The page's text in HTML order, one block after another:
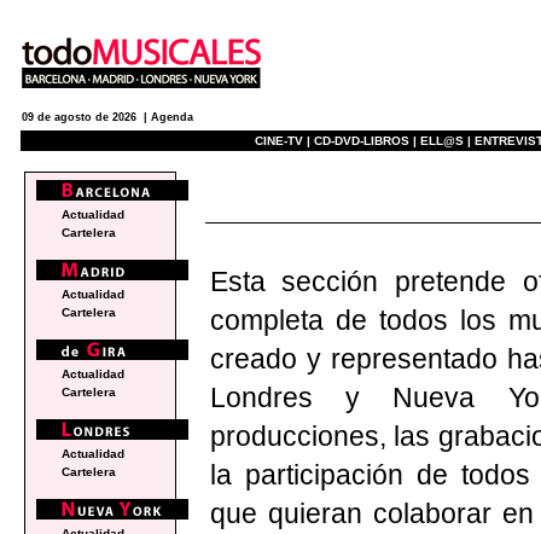
09 de agosto de 2026 | Agenda
CINE-TV | CD-DVD-LIBROS | ELL@S |
Esta sección pretende
completa de todos los
creado y representado
Londres y Nueva
producciones, las
la participación de
que quieran colaborar
Actualidad
Cartelera
Actualidad
Cartelera
Actualidad
Cartelera
Actualidad
Cartelera